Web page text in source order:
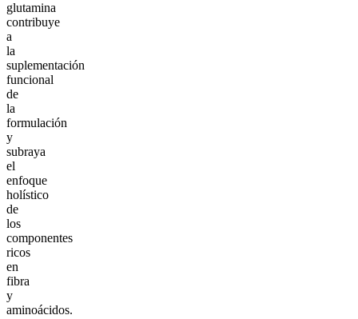
glutamina
contribuye
a
la
suplementación
funcional
de
la
formulación
y
subraya
el
enfoque
holístico
de
los
componentes
ricos
en
fibra
y
aminoácidos.